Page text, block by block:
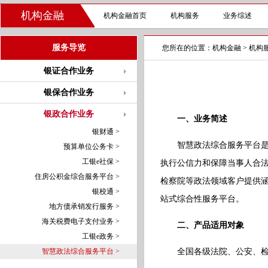
机构金融 机构金融首页 机构服务 业务综述
服务导览
银证合作业务
银保合作业务
银政合作业务
银财通 >
预算单位公务卡 >
工银e社保 >
住房公积金综合服务平台 >
银校通 >
地方债承销发行服务 >
海关税费电子支付业务 >
工银e政务 >
智慧政法综合服务平台 >
您所在的位置： 机构金融 > 机构
一、业务简述
智慧政法综合服务平台
执行公信力和保障当事人合
检察院等政法领域客户提供
站式综合性服务平台。
二、产品适用对象
全国各级法院、公安、